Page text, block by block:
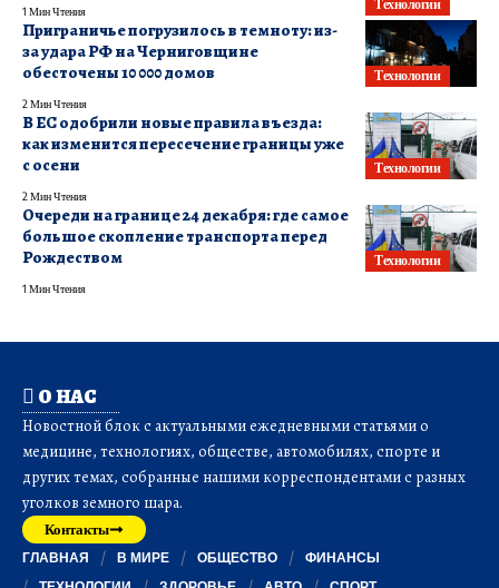
Технологии
1 Мин Чтения
Технологии
Приграничье погрузилось в темноту: из-
за удара РФ на Черниговщине
обесточены 10 000 домов
2 Мин Чтения
Технологии
В ЕС одобрили новые правила въезда:
как изменится пересечение границы уже
с осени
2 Мин Чтения
Технологии
Очереди на границе 24 декабря: где самое
большое скопление транспорта перед
Рождеством
1 Мин Чтения
О НАС
Новостной блок с актуальными ежедневными статьями о
медицине, технологиях, обществе, автомобилях, спорте и
других темах, собранные нашими корреспондентами с разных
уголков земного шара.
Контакты
ГЛАВНАЯ В МИРЕ ОБЩЕСТВО
ФИНАНСЫ